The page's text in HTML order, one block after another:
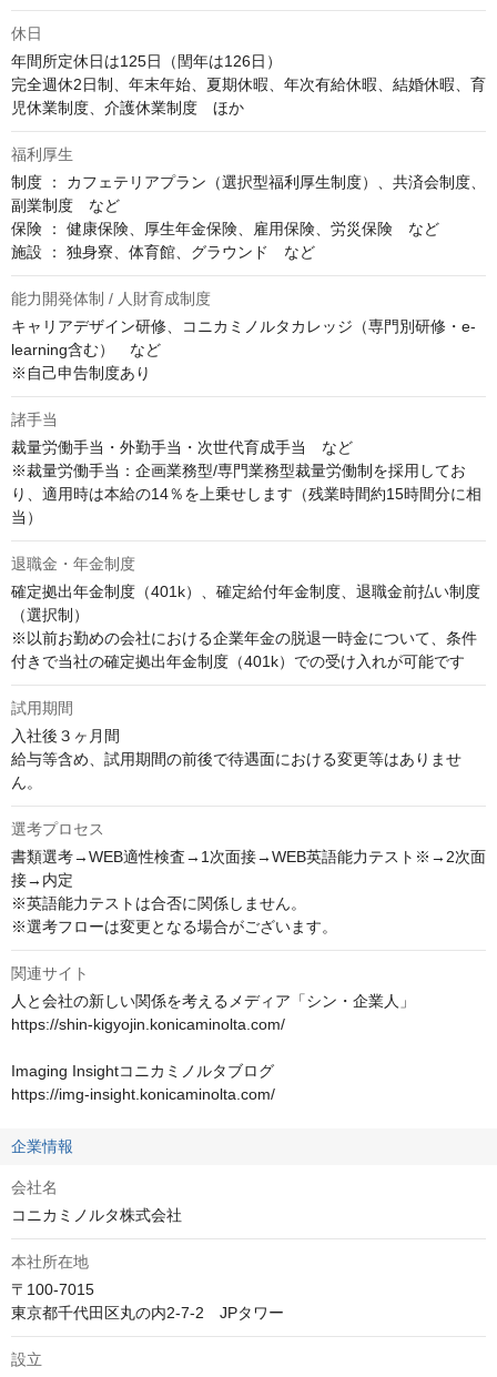
休日
年間所定休日は125日（閏年は126日）
完全週休2日制、年末年始、夏期休暇、年次有給休暇、結婚休暇、育
児休業制度、介護休業制度　ほか
福利厚生
制度 ： カフェテリアプラン（選択型福利厚生制度）、共済会制度、
副業制度　など
保険 ： 健康保険、厚生年金保険、雇用保険、労災保険　など
施設 ： 独身寮、体育館、グラウンド　など
能力開発体制 / 人財育成制度
キャリアデザイン研修、コニカミノルタカレッジ（専門別研修・e-
learning含む）　など
※自己申告制度あり
諸手当
裁量労働手当・外勤手当・次世代育成手当　など
※裁量労働手当：企画業務型/専門業務型裁量労働制を採用してお
り、適用時は本給の14％を上乗せします（残業時間約15時間分に相
当）
退職金・年金制度
確定拠出年金制度（401k）、確定給付年金制度、退職金前払い制度
（選択制）
※以前お勤めの会社における企業年金の脱退一時金について、条件
付きで当社の確定拠出年金制度（401k）での受け入れが可能です
試用期間
入社後３ヶ月間
給与等含め、試用期間の前後で待遇面における変更等はありませ
ん。
選考プロセス
書類選考→WEB適性検査→1次面接→WEB英語能力テスト※→2次面
接→内定
※英語能力テストは合否に関係しません。
※選考フローは変更となる場合がございます。
関連サイト
人と会社の新しい関係を考えるメディア「シン・企業人」
https://shin-kigyojin.konicaminolta.com/
Imaging Insightコニカミノルタブログ
https://img-insight.konicaminolta.com/
企業情報
会社名
コニカミノルタ株式会社
本社所在地
〒100-7015
東京都千代田区丸の内2-7-2　JPタワー
設立